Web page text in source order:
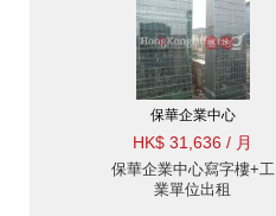
保華企業中心
HK$ 31,636 / 月
保華企業中心寫字樓+工
業單位出租